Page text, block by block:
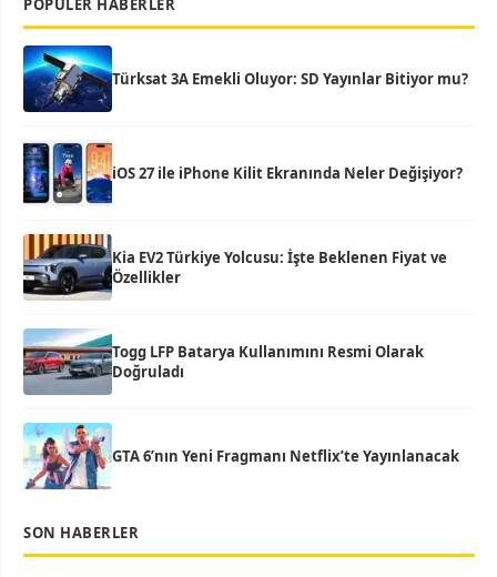
POPÜLER HABERLER
Türksat 3A Emekli Oluyor: SD Yayınlar Bitiyor mu?
iOS 27 ile iPhone Kilit Ekranında Neler Değişiyor?
Kia EV2 Türkiye Yolcusu: İşte Beklenen Fiyat ve
Özellikler
Togg LFP Batarya Kullanımını Resmi Olarak
Doğruladı
GTA 6’nın Yeni Fragmanı Netflix’te Yayınlanacak
SON HABERLER